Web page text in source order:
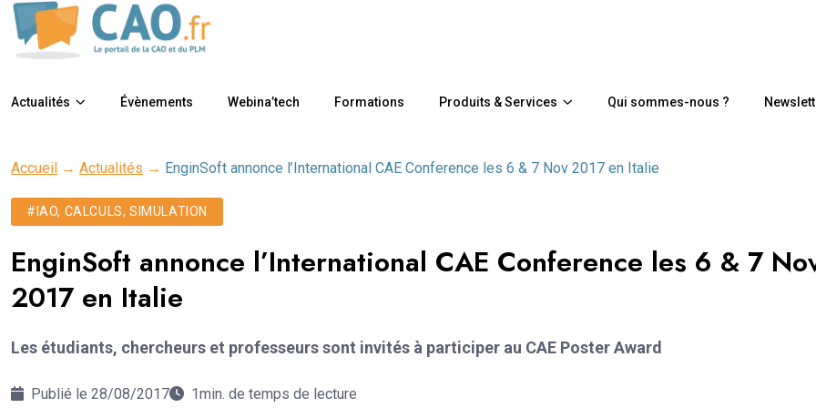
Actualités Évènements Webina’tech Formations Produits & Services Qui sommes-nous ?
Accueil → Actualités → EnginSoft annonce l’International CAE Conference les 6 & 7 Nov 2017 en Italie
#IAO, CALCULS, SIMULATION
EnginSoft annonce l’International CAE Conference les 6 & 7
2017 en Italie
Les étudiants, chercheurs et professeurs sont invités à participer au CAE Poster Award
Publié le 28/08/2017 1min. de temps de lecture